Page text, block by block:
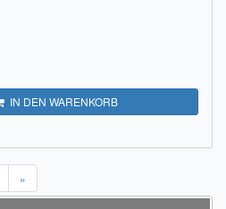
IN DEN WARENKORB
»